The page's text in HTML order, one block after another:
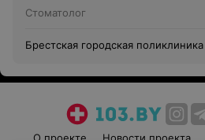
Стоматолог
Брестская городская